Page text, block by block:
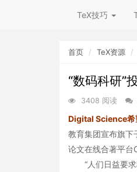
TeX技巧
首页 TeX资源
“数码科研”
3408 阅读
Digital Science希
教育集团宣布旗下
论文在线合著平台
“人们日益要求